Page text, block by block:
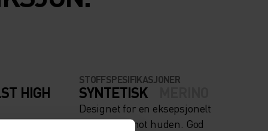
HIGH
STOFFSPESIFIKASJONER
SYNTETISK
Designet for en eksepsjonelt
lett følelse mot huden. God